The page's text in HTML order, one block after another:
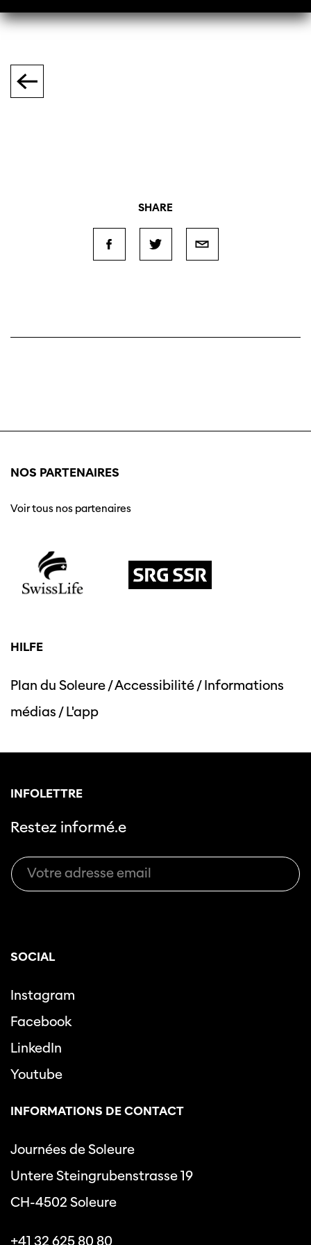
Cette page ne s'affiche pas de manière
optimale avec Internet Explorer. Veuillez
SHARE
NOS PARTENAIRES
Voir tous nos partenaires
HILFE
Plan du Soleure/Accessibilité/Informations
médias /L'app
INFOLETTRE
Restez informé.e
SOCIAL
Instagram
Facebook
LinkedIn
Youtube
INFORMATIONS DE CONTACT
Journées de Soleure
Untere Steingrubenstrasse 19
CH-4502 Soleure
+41 32 625 80 80